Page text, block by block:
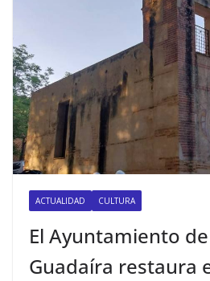
ACTUALIDAD CULTURA
El Ayuntamiento
Guadaíra restaura